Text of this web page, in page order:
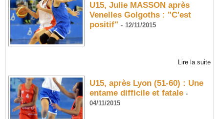
U15, Julie MASSON après
Venelles Golgoths : "C'est
positif" - 12/11/2015
Lire la suite
U15, après Lyon (51-60) : Une
entame difficile et fatale -
04/11/2015